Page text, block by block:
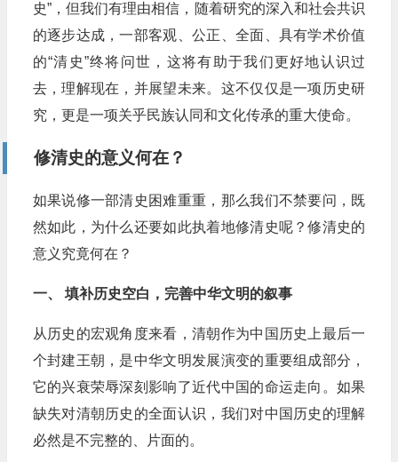
史”，但我们有理由相信，随着研究的深入和社会共识
的逐步达成，一部客观、公正、全面、具有学术价值
的“清史”终将问世，这将有助于我们更好地认识过
去，理解现在，并展望未来。这不仅仅是一项历史研
究，更是一项关乎民族认同和文化传承的重大使命。
修清史的意义何在？
如果说修一部清史困难重重，那么我们不禁要问，既
然如此，为什么还要如此执着地修清史呢？修清史的
意义究竟何在？
一、 填补历史空白，完善中华文明的叙事
从历史的宏观角度来看，清朝作为中国历史上最后一
个封建王朝，是中华文明发展演变的重要组成部分，
它的兴衰荣辱深刻影响了近代中国的命运走向。如果
缺失对清朝历史的全面认识，我们对中国历史的理解
必然是不完整的、片面的。